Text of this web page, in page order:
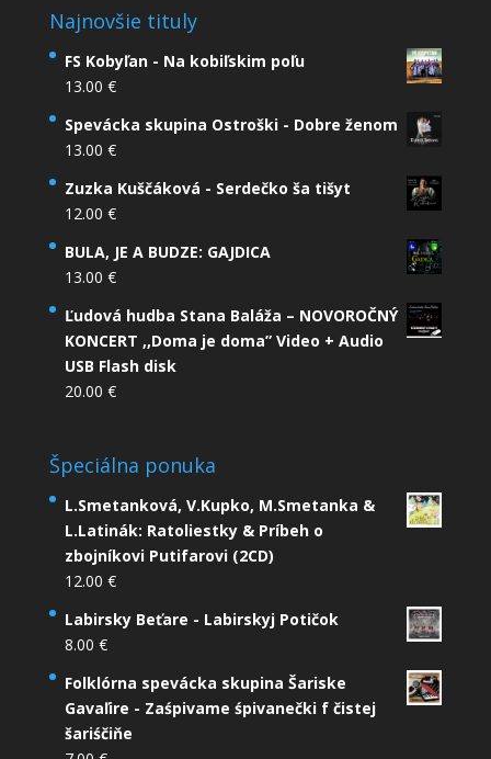
Najnovšie tituly
FS Kobyľan - Na kobiľskim poľu
13.00 €
Spevácka skupina Ostroški - Dobre ženom
13.00 €
Zuzka Kuščáková - Serdečko ša tišyt
12.00 €
BULA, JE A BUDZE: GAJDICA
13.00 €
Ľudová hudba Stana Baláža – NOVOROČNÝ
KONCERT ,,Doma je doma” Video + Audio
USB Flash disk
20.00 €
Špeciálna ponuka
L.Smetanková, V.Kupko, M.Smetanka &
L.Latinák: Ratoliestky & Príbeh o
zbojníkovi Putifarovi (2CD)
12.00 €
Labirsky Beťare - Labirskyj Potičok
8.00 €
Folklórna spevácka skupina Šariske
Gavaľire - Zaśpivame śpivanečki f čistej
šariśčiňe